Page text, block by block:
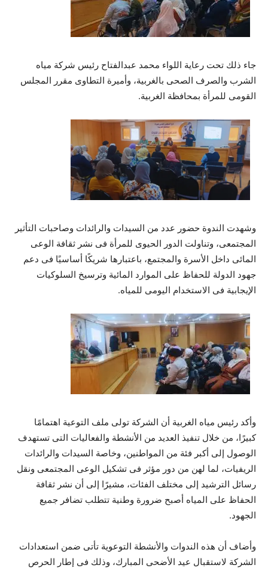
جاء ذلك تحت رعاية اللواء محمد عبدالفتاح رئيس شركة مياه
الشرب والصرف الصحى بالغربية، وأميرة التطاوى مقرر المجلس
القومى للمرأة بمحافظة الغربية.
وشهدت الندوة حضور عدد من السيدات والرائدات وصاحبات التأثير
المجتمعى، وتناولت الدور الحيوى للمرأة فى نشر ثقافة الوعى
المائى داخل الأسرة والمجتمع، باعتبارها شريكًا أساسيًا فى دعم
جهود الدولة للحفاظ على الموارد المائية وترسيخ السلوكيات
الإيجابية فى الاستخدام اليومى للمياه.
وأكد رئيس مياه الغربية أن الشركة تولى ملف التوعية اهتمامًا
كبيرًا، من خلال تنفيذ العديد من الأنشطة والفعاليات التى تستهدف
الوصول إلى أكبر فئة من المواطنين، وخاصة السيدات والرائدات
الريفيات، لما لهن من دور مؤثر فى تشكيل الوعى المجتمعى ونقل
رسائل الترشيد إلى مختلف الفئات، مشيرًا إلى أن نشر ثقافة
الحفاظ على المياه أصبح ضرورة وطنية تتطلب تضافر جميع
الجهود.
وأضاف أن هذه الندوات والأنشطة التوعوية تأتى ضمن استعدادات
الشركة لاستقبال عيد الأضحى المبارك، وذلك فى إطار الحرص